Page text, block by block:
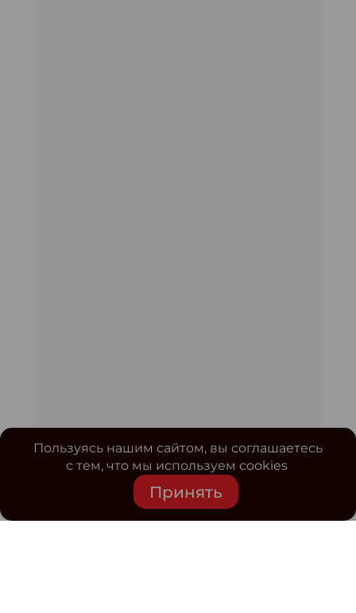
Пользуясь нашим сайтом, вы соглашаетесь
с тем, что мы используем cookies
Принять